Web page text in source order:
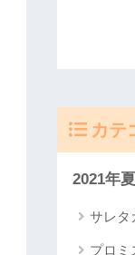
カテ
2021年
サレタ
プロミ